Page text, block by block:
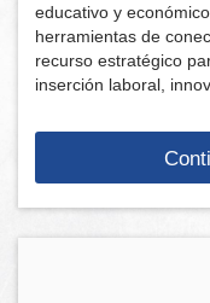
educativo y
herramientas de
recurso estratégico
inserción laboral,